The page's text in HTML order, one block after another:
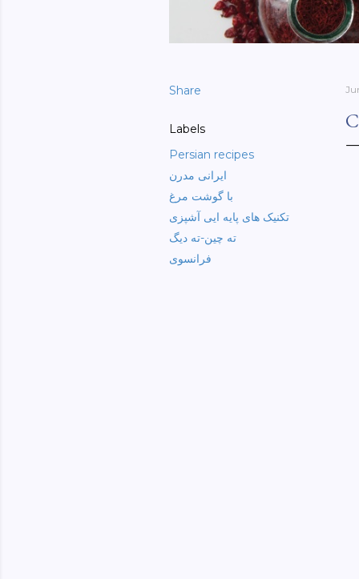
Share
Labels
Persian recipes
ایرانی مدرن
با گوشت مرغ
تکنیک های پایه ایی آشپزی
ته چین-ته دیگ
فرانسوی